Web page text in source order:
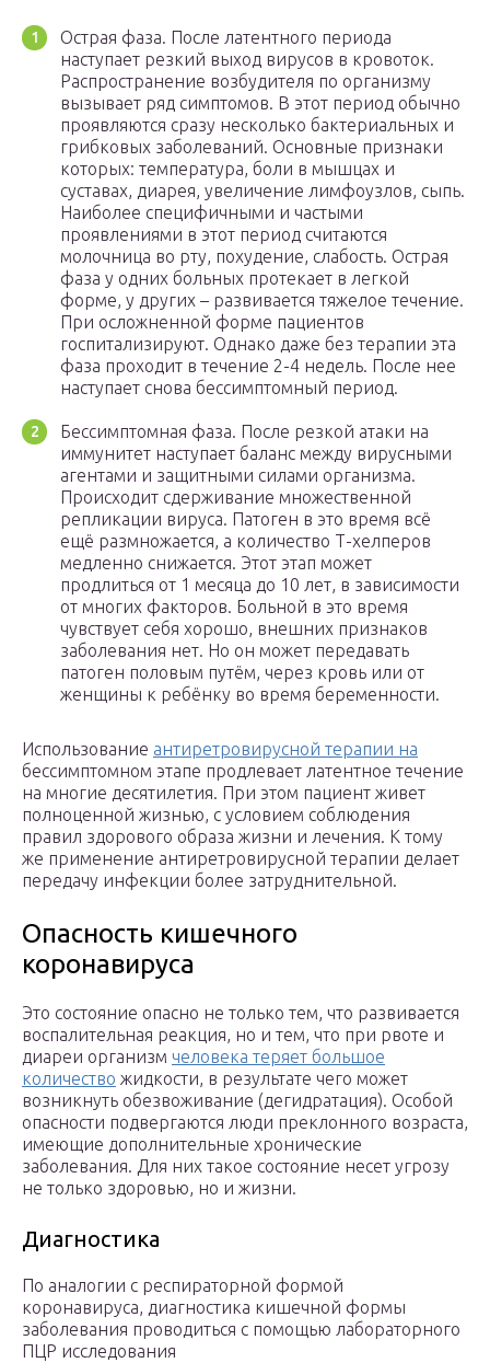
Острая фаза. После латентного периода
наступает резкий выход вирусов в кровоток.
Распространение возбудителя по организму
вызывает ряд симптомов. В этот период обычно
проявляются сразу несколько бактериальных и
грибковых заболеваний. Основные признаки
которых: температура, боли в мышцах и
суставах, диарея, увеличение лимфоузлов, сыпь.
Наиболее специфичными и частыми
проявлениями в этот период считаются
молочница во рту, похудение, слабость. Острая
фаза у одних больных протекает в легкой
форме, у других – развивается тяжелое течение.
При осложненной форме пациентов
госпитализируют. Однако даже без терапии эта
фаза проходит в течение 2-4 недель. После нее
наступает снова бессимптомный период.
Бессимптомная фаза. После резкой атаки на
иммунитет наступает баланс между вирусными
агентами и защитными силами организма.
Происходит сдерживание множественной
репликации вируса. Патоген в это время всё
ещё размножается, а количество Т-хелперов
медленно снижается. Этот этап может
продлиться от 1 месяца до 10 лет, в зависимости
от многих факторов. Больной в это время
чувствует себя хорошо, внешних признаков
заболевания нет. Но он может передавать
патоген половым путём, через кровь или от
женщины к ребёнку во время беременности.
Использование антиретровирусной терапии на
бессимптомном этапе продлевает латентное течение
на многие десятилетия. При этом пациент живет
полноценной жизнью, с условием соблюдения
правил здорового образа жизни и лечения. К тому
же применение антиретровирусной терапии делает
передачу инфекции более затруднительной.
Опасность кишечного
коронавируса
Это состояние опасно не только тем, что развивается
воспалительная реакция, но и тем, что при рвоте и
диареи организм человека теряет большое
количество жидкости, в результате чего может
возникнуть обезвоживание (дегидратация). Особой
опасности подвергаются люди преклонного возраста,
имеющие дополнительные хронические
заболевания. Для них такое состояние несет угрозу
не только здоровью, но и жизни.
Диагностика
По аналогии с респираторной формой
коронавируса, диагностика кишечной формы
заболевания проводиться с помощью лабораторного
ПЦР исследования